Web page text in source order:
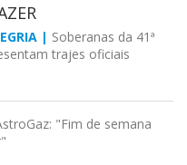
| Soberanas da 41ª
trajes oficiais
"Fim de semana